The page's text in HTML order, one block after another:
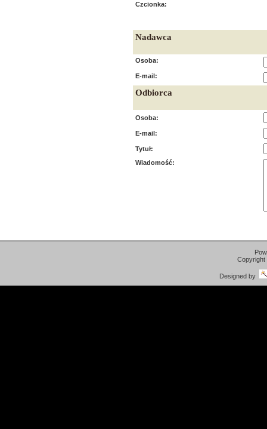
Czcionka:
Nadawca
Osoba:
E-mail:
Odbiorca
Osoba:
E-mail:
Tytuł:
Wiadomość:
Designed by